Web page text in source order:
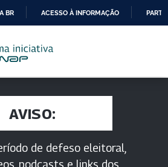
PARA
CONTEÚDO
BR ACESSO À INFORMAÇÃO
AVISO:
de defeso eleitoral,
podcasts e links dos